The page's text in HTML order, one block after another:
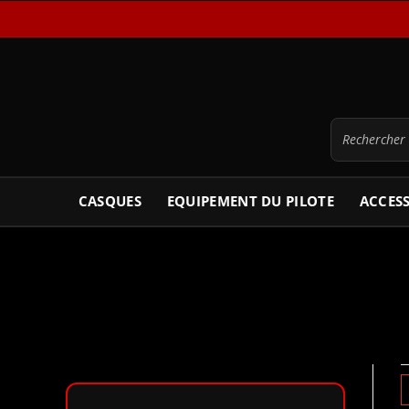
CASQUES EQUIPEMENT DU PILOTE